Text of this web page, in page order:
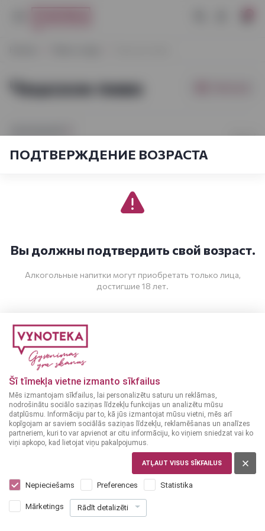
Šī tīmekļa vietne izmanto sīkfailus
Mēs izmantojam sīkfailus, lai personalizētu saturu un reklāmas,
nodrošinātu sociālo saziņas līdzekļu funkcijas un analizētu mūsu
datplūsmu. Informāciju par to, kā jūs izmantojat mūsu vietni, mēs arī
kopīgojam ar saviem sociālās saziņas līdzekļu, reklamēšanas un analīzes
partneriem, kuri to var apvienot ar citu informāciju, ko viņiem sniedzat vai ko
viņi apkopo, kad lietojat viņu pakalpojumus.
ATĻAUT VISUS SĪKFAILUS
Nepieciešams Preferences Statistika
Mārketings Rādīt detalizēti
Чешское пиво
1-2из2
Пиво
ЧЕХИЯ
Krušovice Imperial 0,5
л 5%
ТОЛЬКО В МАГАЗИНАХ
Staropramen Premium
0,5 L 5%
Отображается : 2из2
ПОДТВЕРЖДЕНИЕ ВОЗРАСТА
Вы должны подтвердить свой возраст.
Алкогольные напитки могут приобретать только лица,
достигшие 18 лет.
МНЕ ИСПОЛНИЛОСЬ 20 ЛЕТ